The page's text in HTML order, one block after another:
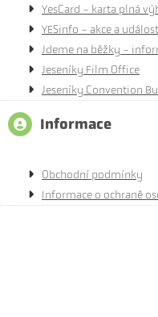
YesCard - karta plná
YESinfo - akce a
Jdeme na běžky -
Jeseníky Film Office
Jeseníky Convention
Informace
Obchodní podmínky
Informace o ochraně